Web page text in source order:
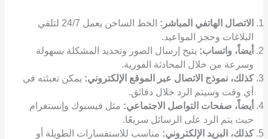
الاتصال الهاتفي المباشر:
الخط الساخن يعمل 24/7 لتلقي
البلاغات وحجز المواعيد.
أيضاً، واتساب: يتيح إرسال الصور وتحديد المشكلة بسهولة
وسرعة من خلال المحادثة الفورية.
كذلك، نموذج الاتصال عبر الموقع الإلكتروني: يمكن تعبئته في
أي وقت وسيتم الرد خلال دقائق.
أيضاً، صفحات التواصل الاجتماعي: مثل فيسبوك وإنستغرام
حيث يتم الرد على الرسائل سريعًا.
كذلك، البريد الإلكتروني: مناسب للاستفسارات الطويلة أو